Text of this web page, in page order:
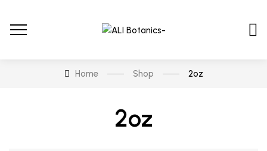
Home Shop 2oz
2oz